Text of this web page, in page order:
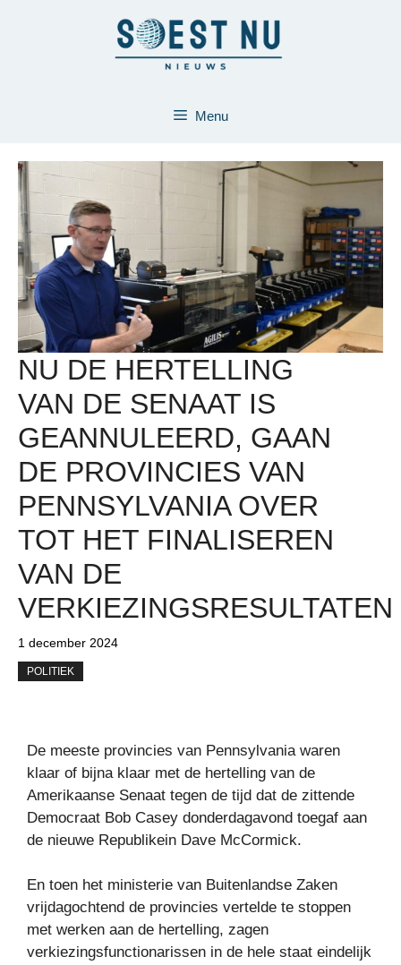
Menu
NU DE HERTELLING
VAN DE SENAAT IS
GEANNULEERD, GAAN
DE PROVINCIES VAN
PENNSYLVANIA OVER
TOT HET FINALISEREN
VAN DE
VERKIEZINGSRESULTATEN
1 december 2024
POLITIEK
De meeste provincies van Pennsylvania waren
klaar of bijna klaar met de hertelling van de
Amerikaanse Senaat tegen de tijd dat de zittende
Democraat Bob Casey donderdagavond toegaf aan
de nieuwe Republikein Dave McCormick.
En toen het ministerie van Buitenlandse Zaken
vrijdagochtend de provincies vertelde te stoppen
met werken aan de hertelling, zagen
verkiezingsfunctionarissen in de hele staat eindelijk